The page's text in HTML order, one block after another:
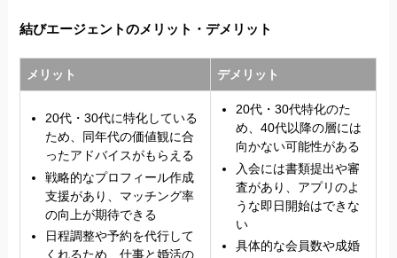
結びエージェントのメリット・デメリット
メリット デメリット
20代・30代に特化している
ため、同年代の価値観に合
ったアドバイスがもらえる
戦略的なプロフィール作成
支援があり、マッチング率
の向上が期待できる
日程調整や予約を代行して
くれるため、仕事と婚活の
20代・30代特化のた
め、40代以降の層には
向かない可能性がある
入会には書類提出や審
査があり、アプリのよ
うな即日開始はできな
い
具体的な会員数や成婚